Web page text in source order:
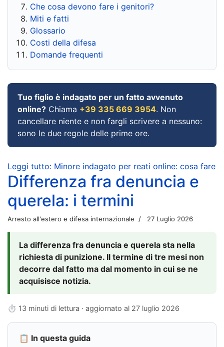
Che cosa devono fare i genitori?
Miti e fatti
Glossario
Costi della difesa
Domande frequenti
Tuo figlio è indagato per un fatto avvenuto
online? Chiama +39 335 669 3954. Non
cancellare niente e non fargli scrivere a nessuno:
sono le due regole delle prime ore.
Leggi tutto: Minore indagato per reati online: cosa fare
Differenza fra denuncia e
querela: i termini
Arresto all'estero e difesa internazionale 27 Luglio 2026
La differenza fra denuncia e querela sta nella
richiesta di punizione. Il termine di tre mesi non
decorre dal fatto ma dal momento in cui se ne
acquisisce notizia.
⏱ 13 minuti di lettura · aggiornato al 27 luglio 2026
📋 In questa guida